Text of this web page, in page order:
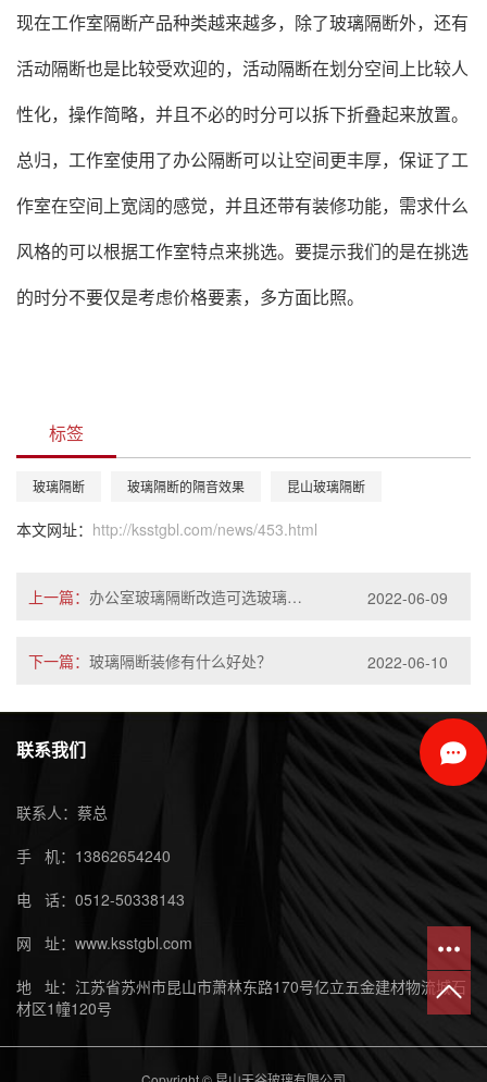
现在工作室隔断产品种类越来越多，除了玻璃隔断外，还有
活动隔断也是比较受欢迎的，活动隔断在划分空间上比较人
性化，操作简略，并且不必的时分可以拆下折叠起来放置。
总归，工作室使用了办公隔断可以让空间更丰厚，保证了工
作室在空间上宽阔的感觉，并且还带有装修功能，需求什么
风格的可以根据工作室特点来挑选。要提示我们的是在挑选
的时分不要仅是考虑价格要素，多方面比照。
标签
玻璃隔断 玻璃隔断的隔音效果 昆山玻璃隔断
本文网址： http://ksstgbl.com/news/453.html
上一篇： 办公室玻璃隔断改造可选玻璃种类 2022-06-09
下一篇： 玻璃隔断装修有什么好处？ 2022-06-10
联系我们
联系人：蔡总
手 机：13862654240
电 话：0512-50338143
网 址：www.ksstgbl.com
地 址：江苏省苏州市昆山市萧林东路170号亿立五金建材物流城石
材区1幢120号